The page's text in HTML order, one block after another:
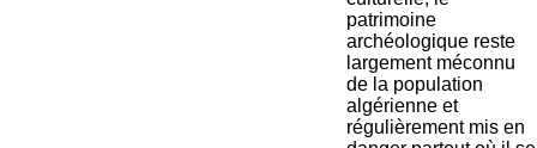
patrimoine
archéologique reste
largement méconnu
de la population
algérienne et
régulièrement mis en